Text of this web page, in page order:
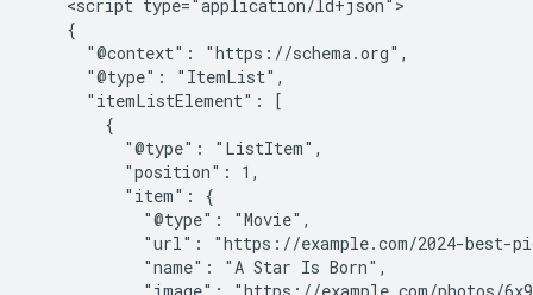
    <script type="application/ld+json">
    {
      "@context": "https://schema.org",
      "@type": "ItemList",
      "itemListElement": [
        {
          "@type": "ListItem",
          "position": 1,
          "item": {
            "@type": "Movie",
"url": "https://example.com/2024-best-
            "name": "A Star Is Born",